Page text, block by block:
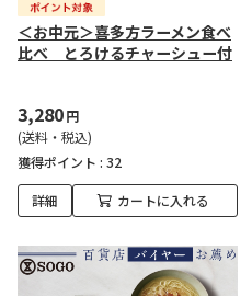
＜お中元＞喜多方ラーメン食べ
比べ とろけるチャーシュー付
3,280円
(送料・税込)
獲得ポイント : 32
詳細 カートに入れる